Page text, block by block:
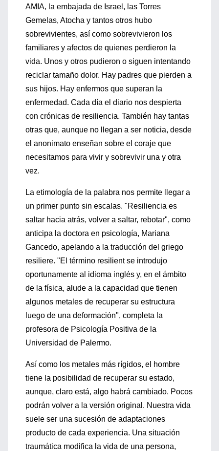
AMIA, la embajada de Israel, las Torres
Gemelas, Atocha y tantos otros hubo
sobrevivientes, así como sobrevivieron los
familiares y afectos de quienes perdieron la
vida. Unos y otros pudieron o siguen intentando
reciclar tamaño dolor. Hay padres que pierden a
sus hijos. Hay enfermos que superan la
enfermedad. Cada día el diario nos despierta
con crónicas de resiliencia. También hay tantas
otras que, aunque no llegan a ser noticia, desde
el anonimato enseñan sobre el coraje que
necesitamos para vivir y sobrevivir una y otra
vez.
La etimología de la palabra nos permite llegar a
un primer punto sin escalas. "Resiliencia es
saltar hacia atrás, volver a saltar, rebotar", como
anticipa la doctora en psicología, Mariana
Gancedo, apelando a la traducción del griego
resiliere. "El término resilient se introdujo
oportunamente al idioma inglés y, en el ámbito
de la física, alude a la capacidad que tienen
algunos metales de recuperar su estructura
luego de una deformación", completa la
profesora de Psicología Positiva de la
Universidad de Palermo.
Así como los metales más rígidos, el hombre
tiene la posibilidad de recuperar su estado,
aunque, claro está, algo habrá cambiado. Pocos
podrán volver a la versión original. Nuestra vida
suele ser una sucesión de adaptaciones
producto de cada experiencia. Una situación
traumática modifica la vida de una persona,